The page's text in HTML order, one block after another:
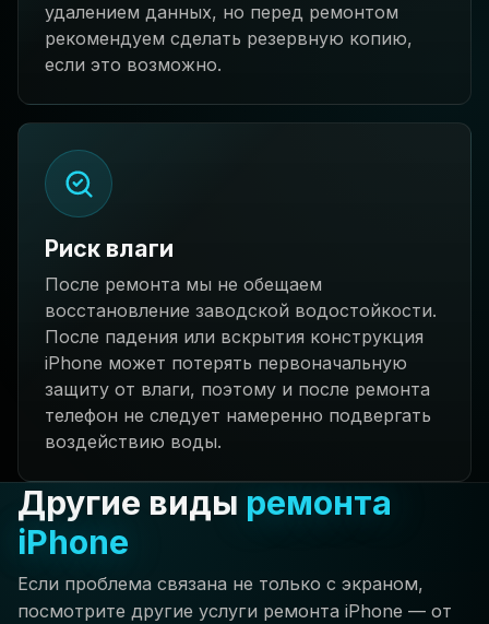
удалением данных, но перед ремонтом
рекомендуем сделать резервную копию,
если это возможно.
Риск влаги
После ремонта мы не обещаем
восстановление заводской водостойкости.
После падения или вскрытия конструкция
iPhone может потерять первоначальную
защиту от влаги, поэтому и после ремонта
телефон не следует намеренно подвергать
воздействию воды.
Другие виды ремонта
iPhone
Если проблема связана не только с экраном,
посмотрите другие услуги ремонта iPhone — от